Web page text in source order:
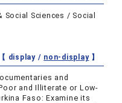
Social Sciences / Social
【 display / non-display】
and
and Illiterate or Low-
Faso: Examine its